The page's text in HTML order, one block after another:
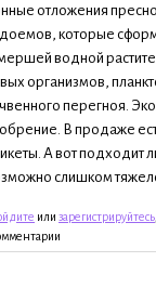
отложения
которые
водной
организмов,
перегноя.
В продаже
А вот подходит
слишком
или зарегистрируйтесь